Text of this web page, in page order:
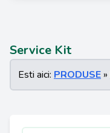
Service Kit
Esti aici: PRODUSE »